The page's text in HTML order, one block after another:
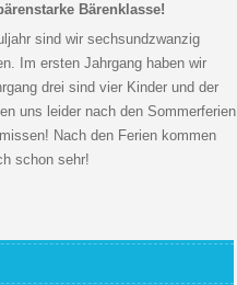
Bärenklasse!
sind wir sechsundzwanzig
Im ersten Jahrgang haben wir
drei sind vier Kinder und der
uns leider nach den Sommerferien
Nach den Ferien kommen
schon sehr!